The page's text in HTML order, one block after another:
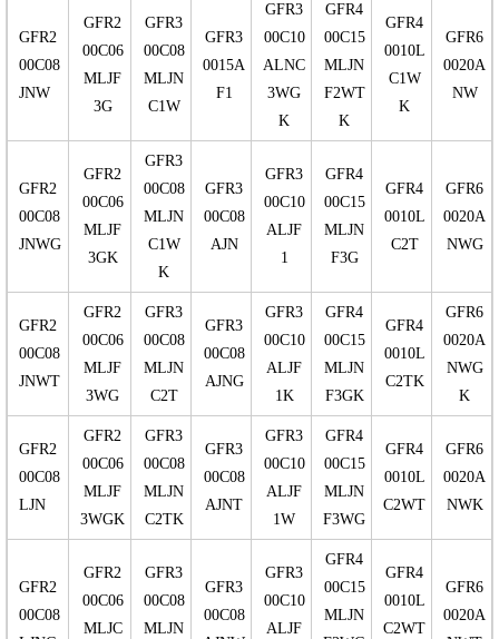
GFR2
00C08
JNW
GFR2
00C06
MLJF
3G
GFR3
00C08
MLJN
C1W
GFR3
0015A
F1
GFR3
00C10
ALNC
3WG
K
GFR4
00C15
MLJN
F2WT
K
GFR4
0010L
C1W
K
GFR6
0020A
NW
GFR2
00C08
JNWG
GFR2
00C06
MLJF
3GK
GFR3
00C08
MLJN
C1W
K
GFR3
00C08
AJN
GFR3
00C10
ALJF
1
GFR4
00C15
MLJN
F3G
GFR4
0010L
C2T
GFR6
0020A
NWG
GFR2
00C08
JNWT
GFR2
00C06
MLJF
3WG
GFR3
00C08
MLJN
C2T
GFR3
00C08
AJNG
GFR3
00C10
ALJF
1K
GFR4
00C15
MLJN
F3GK
GFR4
0010L
C2TK
GFR6
0020A
NWG
K
GFR2
00C08
LJN
GFR2
00C06
MLJF
3WGK
GFR3
00C08
MLJN
C2TK
GFR3
00C08
AJNT
GFR3
00C10
ALJF
1W
GFR4
00C15
MLJN
F3WG
GFR4
0010L
C2WT
GFR6
0020A
NWK
GFR2
00C08
GFR2
00C06
MLJC
GFR3
00C08
MLJN
GFR3
00C08
GFR3
00C10
ALJF
GFR4
00C15
MLJN
GFR4
0010L
C2WT
GFR6
0020A